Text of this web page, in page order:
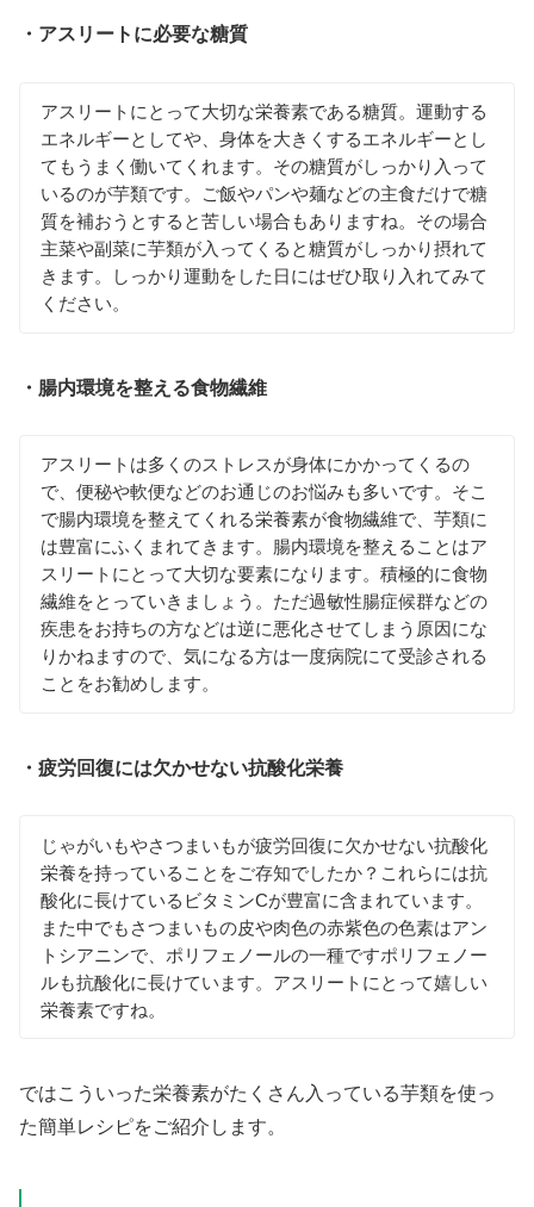
・アスリートに必要な糖質
アスリートにとって大切な栄養素である糖質。運動する
エネルギーとしてや、身体を大きくするエネルギーとし
てもうまく働いてくれます。その糖質がしっかり入って
いるのが芋類です。ご飯やパンや麺などの主食だけで糖
質を補おうとすると苦しい場合もありますね。その場合
主菜や副菜に芋類が入ってくると糖質がしっかり摂れて
きます。しっかり運動をした日にはぜひ取り入れてみて
ください。
・腸内環境を整える食物繊維
アスリートは多くのストレスが身体にかかってくるの
で、便秘や軟便などのお通じのお悩みも多いです。そこ
で腸内環境を整えてくれる栄養素が食物繊維で、芋類に
は豊富にふくまれてきます。腸内環境を整えることはア
スリートにとって大切な要素になります。積極的に食物
繊維をとっていきましょう。ただ過敏性腸症候群などの
疾患をお持ちの方などは逆に悪化させてしまう原因にな
りかねますので、気になる方は一度病院にて受診される
ことをお勧めします。
・疲労回復には欠かせない抗酸化栄養
じゃがいもやさつまいもが疲労回復に欠かせない抗酸化
栄養を持っていることをご存知でしたか？これらには抗
酸化に長けているビタミンCが豊富に含まれています。
また中でもさつまいもの皮や肉色の赤紫色の色素はアン
トシアニンで、ポリフェノールの一種ですポリフェノー
ルも抗酸化に長けています。アスリートにとって嬉しい
栄養素ですね。
ではこういった栄養素がたくさん入っている芋類を使っ
た簡単レシピをご紹介します。